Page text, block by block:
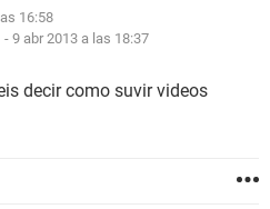
16:58
- 9 abr 2013 a las 18:37
decir como suvir videos